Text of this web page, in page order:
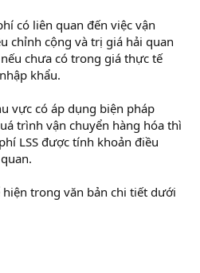
có liên quan đến việc vận
chỉnh cộng và trị giá hải quan
chưa có trong giá thực tế
khẩu.
vực có áp dụng biện pháp
trình vận chuyển hàng hóa thì
LSS được tính khoản điều
trong văn bản chi tiết dưới